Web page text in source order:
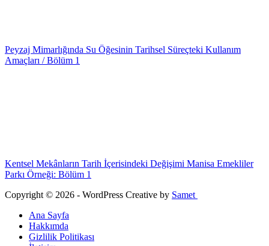
Peyzaj Mimarlığında Su Öğesinin Tarihsel Süreçteki Kullanım
Amaçları / Bölüm 1
Kentsel Mekânların Tarih İçerisindeki Değişimi Manisa Emekliler
Parkı Örneği: Bölüm 1
Copyright © 2026 - WordPress Creative by Samet
Ana Sayfa
Hakkımda
Gizlilik Politikası